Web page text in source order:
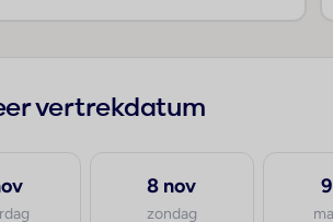
vertrekdatum
8 nov
zondag